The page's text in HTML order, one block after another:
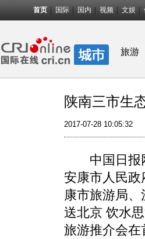
首页 国际 国内 视频 文娱
旅游
陕南三市生
2017-07-28 10:05:32
中国日报网
安康市人民
康市旅游局
送北京 饮水
旅游推介会在